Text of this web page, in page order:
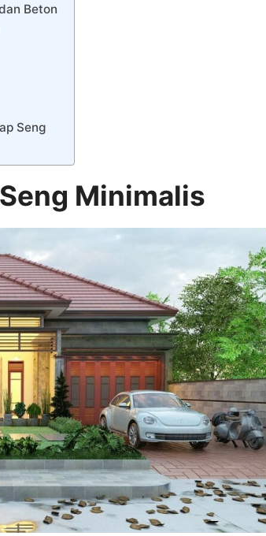
Beton
Seng
Minimalis